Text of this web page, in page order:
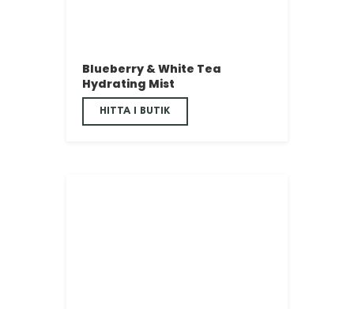
Blueberry & White Tea
Hydrating Mist
HITTA I BUTIK